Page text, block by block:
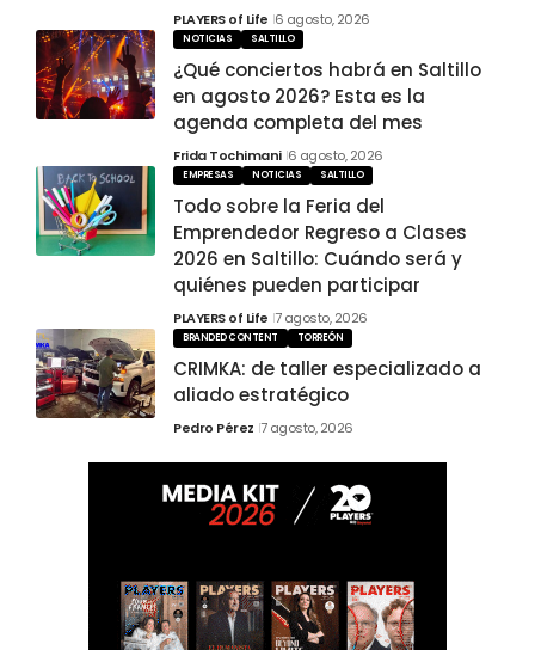
PLAYERS of Life 6 agosto, 2026
NOTICIAS SALTILLO
¿Qué conciertos habrá en Saltillo
en agosto 2026? Esta es la
agenda completa del mes
Frida Tochimani 6 agosto, 2026
EMPRESAS NOTICIAS SALTILLO
Todo sobre la Feria del
Emprendedor Regreso a Clases
2026 en Saltillo: Cuándo será y
quiénes pueden participar
PLAYERS of Life 7 agosto, 2026
BRANDED CONTENT TORREÓN
CRIMKA: de taller especializado a
aliado estratégico
Pedro Pérez 7 agosto, 2026